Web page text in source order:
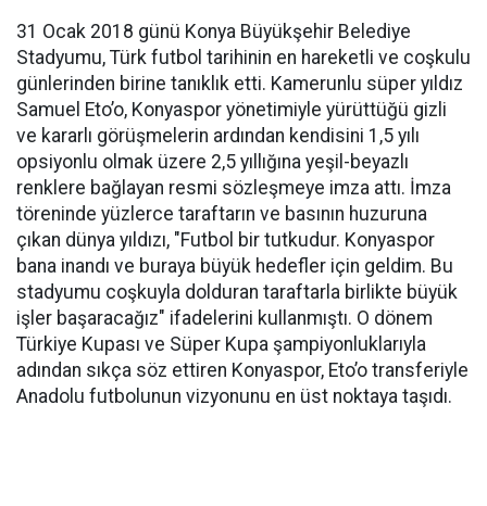
31 Ocak 2018 günü Konya Büyükşehir Belediye
Stadyumu, Türk futbol tarihinin en hareketli ve coşkulu
günlerinden birine tanıklık etti. Kamerunlu süper yıldız
Samuel Eto’o, Konyaspor yönetimiyle yürüttüğü gizli
ve kararlı görüşmelerin ardından kendisini 1,5 yılı
opsiyonlu olmak üzere 2,5 yıllığına yeşil-beyazlı
renklere bağlayan resmi sözleşmeye imza attı. İmza
töreninde yüzlerce taraftarın ve basının huzuruna
çıkan dünya yıldızı, "Futbol bir tutkudur. Konyaspor
bana inandı ve buraya büyük hedefler için geldim. Bu
stadyumu coşkuyla dolduran taraftarla birlikte büyük
işler başaracağız" ifadelerini kullanmıştı. O dönem
Türkiye Kupası ve Süper Kupa şampiyonluklarıyla
adından sıkça söz ettiren Konyaspor, Eto’o transferiyle
Anadolu futbolunun vizyonunu en üst noktaya taşıdı.